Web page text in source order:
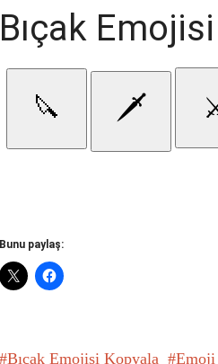
Bıçak
Bunu paylaş:
Bıçak Emojisi Kopyala